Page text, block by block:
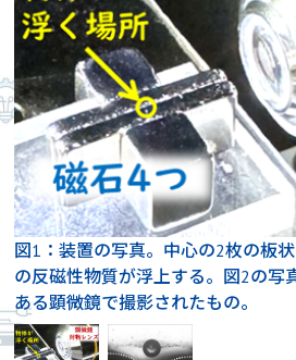
図1：装置の写真。中心の2枚の板
の反磁性物質が浮上する。図2の写
ある顕微鏡で撮影されたもの。